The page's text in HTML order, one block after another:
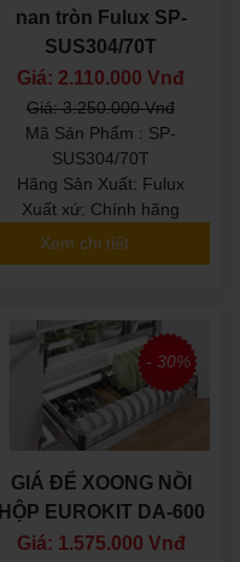
nan tròn Fulux SP-
SUS304/70T
Giá: 2.110.000 Vnđ
Giá: 3.250.000 Vnđ
Mã Sản Phẩm : SP-
SUS304/70T
Hãng Sản Xuất: Fulux
Xuất xứ: Chính hãng
Xem chi tiết
- 30%
GIÁ ĐỂ XOONG NỒI
HỘP EUROKIT DA-600
Giá: 1.575.000 Vnđ